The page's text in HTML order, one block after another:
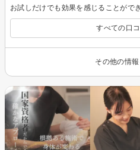
お試しだけでも効果を感じることがで
すべての口
その他の情